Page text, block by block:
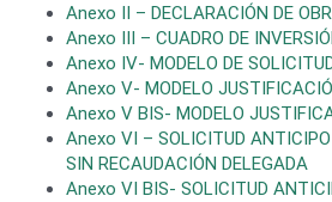
Anexo II – DECLARACIÓN DE
Anexo III – CUADRO DE
Anexo IV- MODELO DE
Anexo V- MODELO
Anexo V BIS- MODELO
Anexo VI – SOLICITUD
SIN RECAUDACIÓN DELEGADA
Anexo VI BIS- SOLICITUD